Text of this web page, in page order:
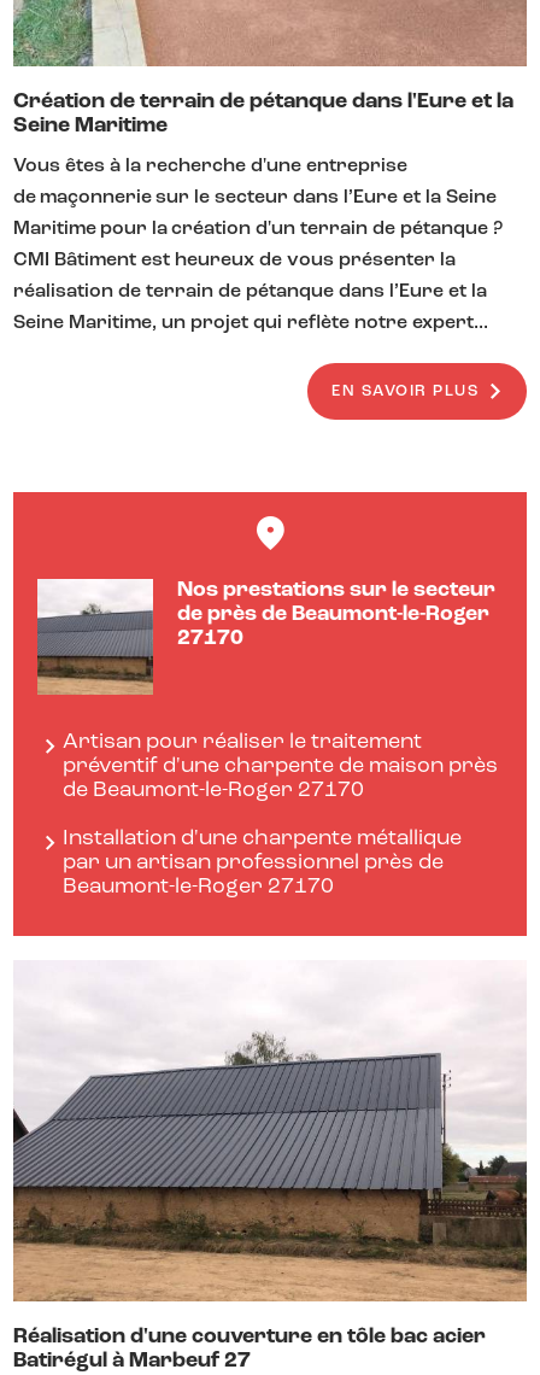
Création de terrain de pétanque dans l'Eure et la
Seine Maritime
Vous êtes à la recherche d'une entreprise
de maçonnerie sur le secteur dans l’Eure et la Seine
Maritime pour la création d'un terrain de pétanque ?
CMI Bâtiment est heureux de vous présenter la
réalisation de terrain de pétanque dans l’Eure et la
Seine Maritime, un projet qui reflète notre expert...
EN SAVOIR PLUS
Nos prestations sur le secteur
de près de Beaumont-le-Roger
27170
Artisan pour réaliser le traitement
préventif d'une charpente de maison près
de Beaumont-le-Roger 27170
Installation d'une charpente métallique
par un artisan professionnel près de
Beaumont-le-Roger 27170
Réalisation d'une couverture en tôle bac acier
Batirégul à Marbeuf 27